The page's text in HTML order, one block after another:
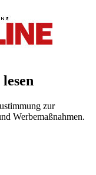
zur
Werbemaßnahmen.